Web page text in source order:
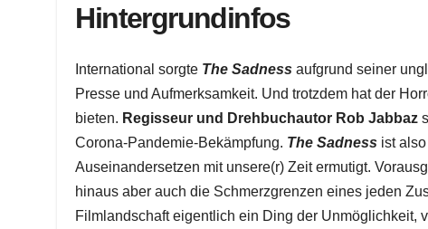
Hintergrundinfos
International sorgte The Sadness aufgrund seiner
Presse und Aufmerksamkeit. Und trotzdem hat der
bieten. Regisseur und Drehbuchautor Rob Jabbaz
Corona-Pandemie-Bekämpfung. The Sadness ist
Auseinandersetzen mit unsere(r) Zeit ermutigt.
hinaus aber auch die Schmerzgrenzen eines jeden
Filmlandschaft eigentlich ein Ding der Unmöglichkeit,